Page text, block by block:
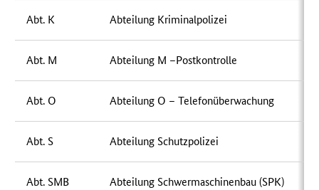
Abt. K Abteilung Kriminalpolizei
Abt. M Abteilung M –Postkontrolle
Abt. O Abteilung O – Telefonüberwachung
Abt. S Abteilung Schutzpolizei
Abt. SMB Abteilung Schwermaschinenbau (SPK)